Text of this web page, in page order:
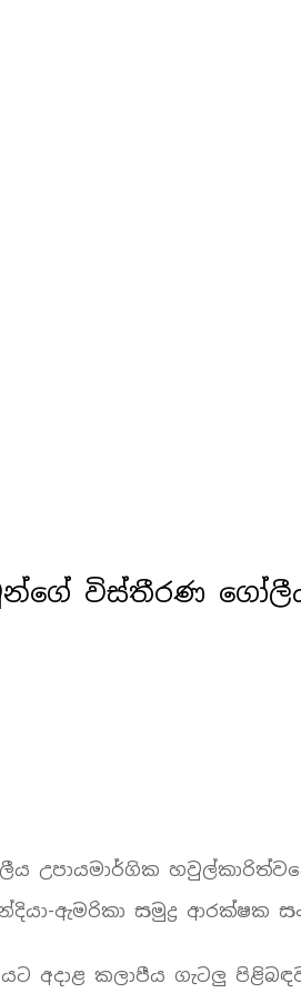
විස්තීරණ
උපායමාර්ගික
ඇමරිකා සමුද්‍ර ආරක්ෂක
අදාළ කලාපීය ගැටලු